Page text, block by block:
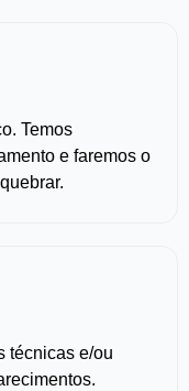
Temos
e faremos o
técnicas e/ou